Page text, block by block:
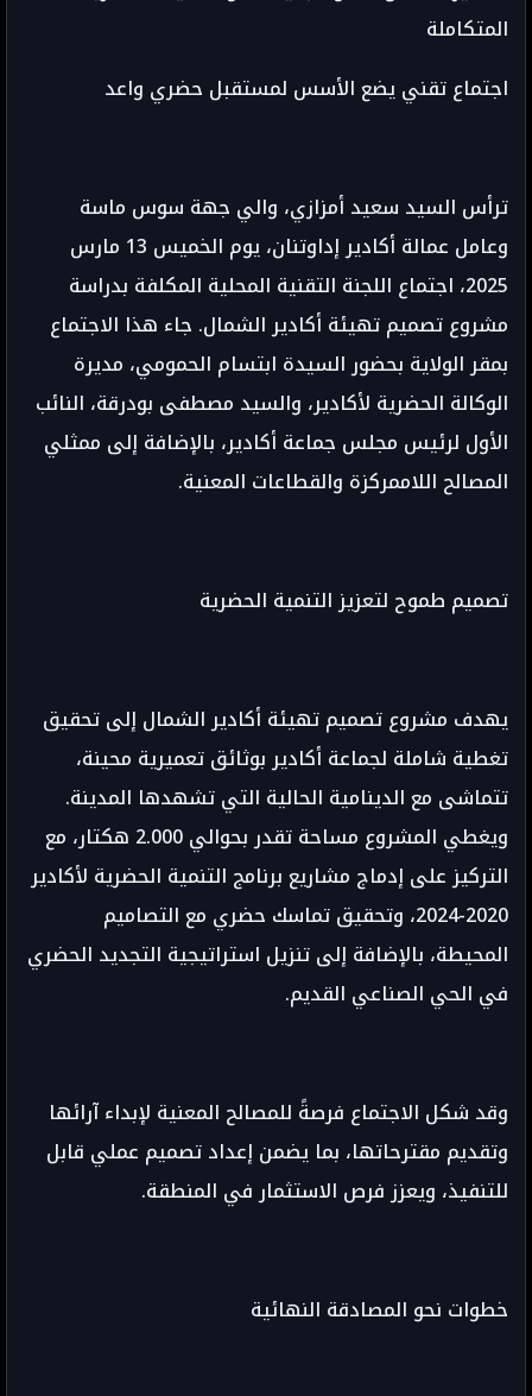
المتكاملة
اجتماع تقني يضع الأسس لمستقبل حضري واعد
ترأس السيد سعيد أمزازي، والي جهة سوس ماسة
وعامل عمالة أكادير إداوتنان، يوم الخميس 13 مارس
2025، اجتماع اللجنة التقنية المحلية المكلفة بدراسة
مشروع تصميم تهيئة أكادير الشمال. جاء هذا الاجتماع
بمقر الولاية بحضور السيدة ابتسام الحمومي، مديرة
الوكالة الحضرية لأكادير، والسيد مصطفى بودرقة، النائب
الأول لرئيس مجلس جماعة أكادير، بالإضافة إلى ممثلي
المصالح اللاممركزة والقطاعات المعنية.
تصميم طموح لتعزيز التنمية الحضرية
يهدف مشروع تصميم تهيئة أكادير الشمال إلى تحقيق
تغطية شاملة لجماعة أكادير بوثائق تعميرية محينة،
تتماشى مع الدينامية الحالية التي تشهدها المدينة.
ويغطي المشروع مساحة تقدر بحوالي 2.000 هكتار، مع
التركيز على إدماج مشاريع برنامج التنمية الحضرية لأكادير
2020-2024، وتحقيق تماسك حضري مع التصاميم
المحيطة، بالإضافة إلى تنزيل استراتيجية التجديد الحضري
في الحي الصناعي القديم.
وقد شكل الاجتماع فرصةً للمصالح المعنية لإبداء آرائها
وتقديم مقترحاتها، بما يضمن إعداد تصميم عملي قابل
للتنفيذ، ويعزز فرص الاستثمار في المنطقة.
خطوات نحو المصادقة النهائية